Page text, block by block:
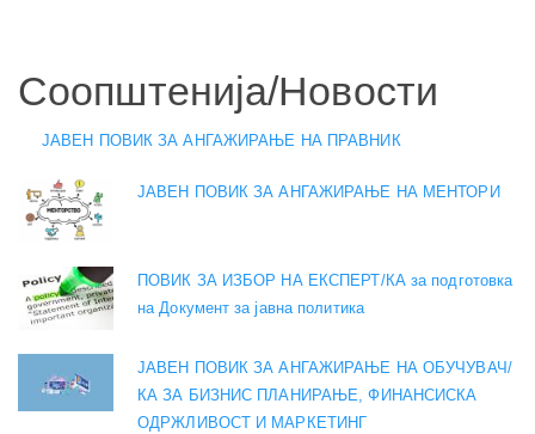
Соопштенија/Новости
ЈАВЕН ПОВИК ЗА АНГАЖИРАЊЕ НА ПРАВНИК
ЈАВЕН ПОВИК ЗА АНГАЖИРАЊЕ НА МЕНТОРИ
ПОВИК ЗА ИЗБОР НА ЕКСПЕРТ/КА за подготовка
на Документ за јавна политика
ЈАВЕН ПОВИК ЗА АНГАЖИРАЊЕ НА ОБУЧУВАЧ/
КА ЗА БИЗНИС ПЛАНИРАЊЕ, ФИНАНСИСКА
ОДРЖЛИВОСТ И МАРКЕТИНГ